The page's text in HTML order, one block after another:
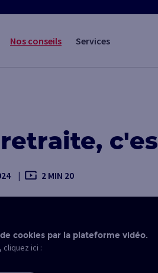
Nos conseils Services
2 MIN 20
cookies par la plateforme vidéo.
cliquez ici :